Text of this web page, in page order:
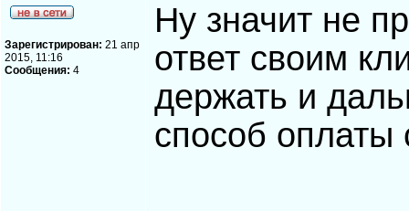
Зарегистрирован: 21 апр
2015, 11:16
Сообщения: 4
Ну значит не
ответ своим
держать и
способ оплаты